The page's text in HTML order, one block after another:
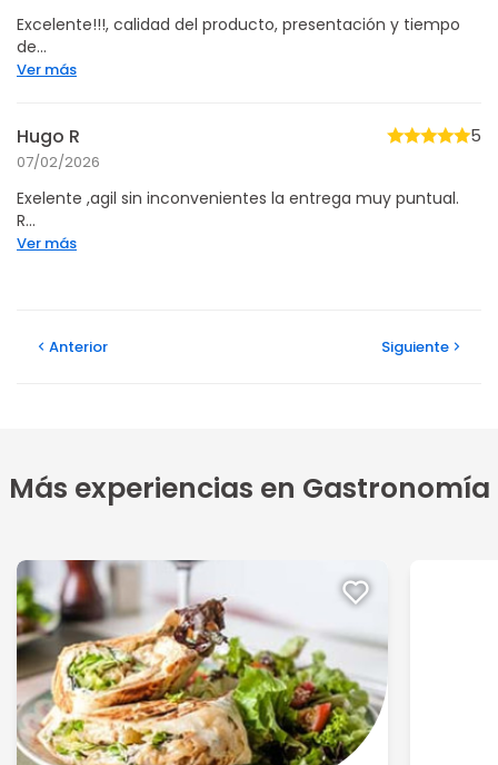
Excelente!!!, calidad del producto, presentación y tiempo
de...
Ver más
Hugo R
07/02/2026
5
Exelente ,agil sin inconvenientes la entrega muy puntual.
R...
Ver más
Anterior Siguiente
Más experiencias en Gastronomía